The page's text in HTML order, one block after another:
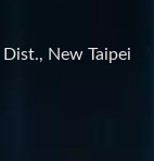
New Taipei